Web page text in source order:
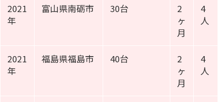
2021
年
富山県南砺市 30台
2
ヶ
月
4
人
2021
年
福島県福島市 40台
2
ヶ
月
4
人